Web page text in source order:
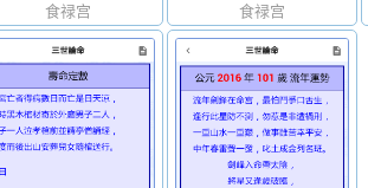
食禄宫 食禄宫